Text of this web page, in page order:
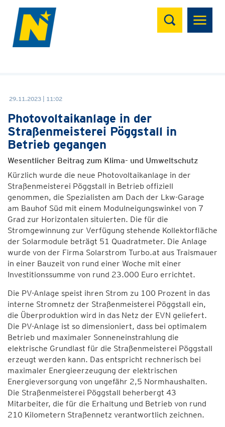
Suchen
29.11.2023 | 11:02
Photovoltaikanlage in der
Straßenmeisterei Pöggstall in
Betrieb gegangen
Wesentlicher Beitrag zum Klima- und Umweltschutz
Kürzlich wurde die neue Photovoltaikanlage in der
Straßenmeisterei Pöggstall in Betrieb offiziell
genommen, die Spezialisten am Dach der Lkw-Garage
am Bauhof Süd mit einem Modulneigungswinkel von 7
Grad zur Horizontalen situierten. Die für die
Stromgewinnung zur Verfügung stehende Kollektorfläche
der Solarmodule beträgt 51 Quadratmeter. Die Anlage
wurde von der Firma Solarstrom Turbo.at aus Traismauer
in einer Bauzeit von rund einer Woche mit einer
Investitionssumme von rund 23.000 Euro errichtet.
Die PV-Anlage speist ihren Strom zu 100 Prozent in das
interne Stromnetz der Straßenmeisterei Pöggstall ein,
die Überproduktion wird in das Netz der EVN geliefert.
Die PV-Anlage ist so dimensioniert, dass bei optimalem
Betrieb und maximaler Sonneneinstrahlung die
elektrische Grundlast für die Straßenmeisterei Pöggstall
erzeugt werden kann. Das entspricht rechnerisch bei
maximaler Energieerzeugung der elektrischen
Energieversorgung von ungefähr 2,5 Normhaushalten.
Die Straßenmeisterei Pöggstall beherbergt 43
Mitarbeiter, die für die Erhaltung und Betrieb von rund
210 Kilometern Straßennetz verantwortlich zeichnen.